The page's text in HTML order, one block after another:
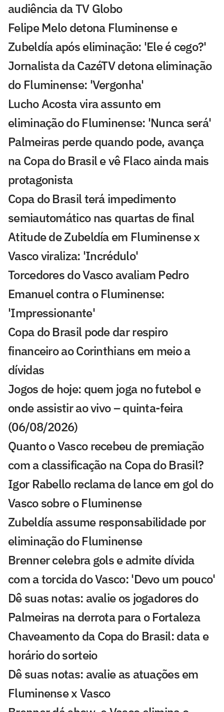
audiência da TV Globo
Felipe Melo detona Fluminense e
Zubeldía após eliminação: 'Ele é cego?'
Jornalista da CazéTV detona eliminação
do Fluminense: 'Vergonha'
Lucho Acosta vira assunto em
eliminação do Fluminense: 'Nunca será'
Palmeiras perde quando pode, avança
na Copa do Brasil e vê Flaco ainda mais
protagonista
Copa do Brasil terá impedimento
semiautomático nas quartas de final
Atitude de Zubeldía em Fluminense x
Vasco viraliza: 'Incrédulo'
Torcedores do Vasco avaliam Pedro
Emanuel contra o Fluminense:
'Impressionante'
Copa do Brasil pode dar respiro
financeiro ao Corinthians em meio a
dívidas
Jogos de hoje: quem joga no futebol e
onde assistir ao vivo – quinta-feira
(06/08/2026)
Quanto o Vasco recebeu de premiação
com a classificação na Copa do Brasil?
Igor Rabello reclama de lance em gol do
Vasco sobre o Fluminense
Zubeldía assume responsabilidade por
eliminação do Fluminense
Brenner celebra gols e admite dívida
com a torcida do Vasco: 'Devo um pouco'
Dê suas notas: avalie os jogadores do
Palmeiras na derrota para o Fortaleza
Chaveamento da Copa do Brasil: data e
horário do sorteio
Dê suas notas: avalie as atuações em
Fluminense x Vasco